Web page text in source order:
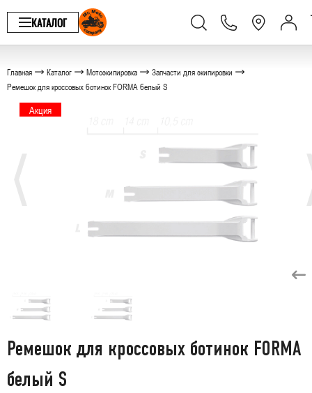
КАТАЛОГ
Главная Каталог Мотоэкипировка
Запчасти для экипировки
Ремешок для кроссовых ботинок FORMA белый S
Акция
Ремешок для кроссовых ботинок FORMA
белый S